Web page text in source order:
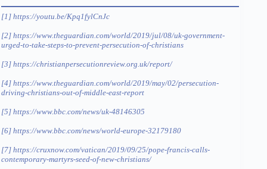
[1] https://youtu.be/Kpq1fylCnJc
[2] https://www.theguardian.com/world/2019/jul/08/uk-government-
urged-to-take-steps-to-prevent-persecution-of-christians
[3] https://christianpersecutionreview.org.uk/report/
[4] https://www.theguardian.com/world/2019/may/02/persecution-
driving-christians-out-of-middle-east-report
[5] https://www.bbc.com/news/uk-48146305
[6] https://www.bbc.com/news/world-europe-32179180
[7] https://cruxnow.com/vatican/2019/09/25/pope-francis-calls-
contemporary-martyrs-seed-of-new-christians/